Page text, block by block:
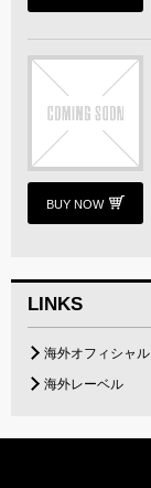
BUY NOW
LINKS
海外オフィシャ
海外レーベル